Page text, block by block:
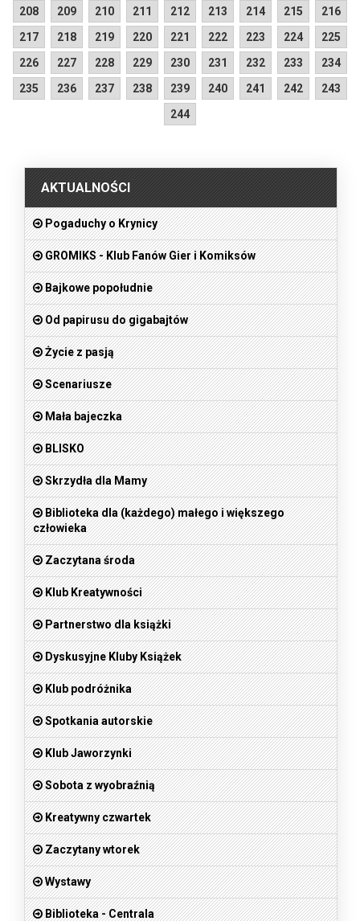
208 209 210 211 212 213 214 215
216
217
218 219 220 221 222 223 224
225
226
227 228 229 230 231 232 233
234
235
236 237 238 239 240 241 242
243
244
AKTUALNOŚCI
Pogaduchy o Krynicy
GROMIKS - Klub Fanów Gier i Komiksów
Bajkowe popołudnie
Od papirusu do gigabajtów
Życie z pasją
Scenariusze
Mała bajeczka
BLISKO
Skrzydła dla Mamy
Biblioteka dla (każdego) małego i większego
człowieka
Zaczytana środa
Klub Kreatywności
Partnerstwo dla książki
Dyskusyjne Kluby Książek
Klub podróżnika
Spotkania autorskie
Klub Jaworzynki
Sobota z wyobraźnią
Kreatywny czwartek
Zaczytany wtorek
Wystawy
Biblioteka - Centrala